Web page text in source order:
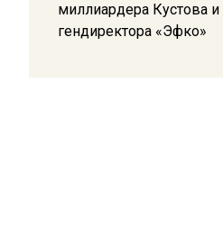
миллиардера Кустова и
гендиректора «Эфко»